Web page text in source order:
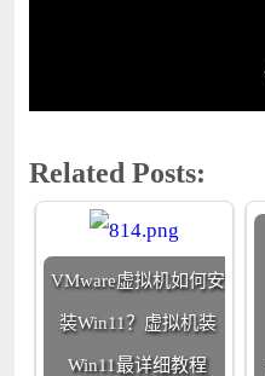
Related Posts:
VMware虚拟机如何安
装Win11？虚拟机装
Win11最详细教程